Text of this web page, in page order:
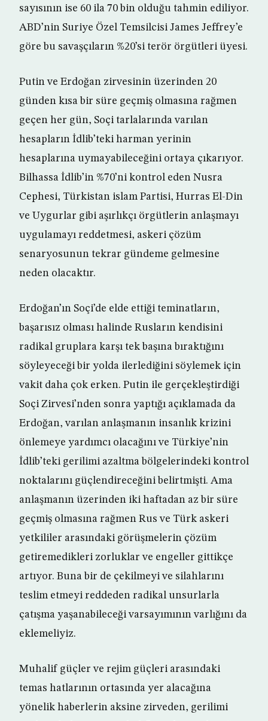
sayısının ise 60 ila 70 bin olduğu tahmin ediliyor.
ABD’nin Suriye Özel Temsilcisi James Jeffrey’e
göre bu savaşçıların %20’si terör örgütleri üyesi.
Putin ve Erdoğan zirvesinin üzerinden 20
günden kısa bir süre geçmiş olmasına rağmen
geçen her gün, Soçi tarlalarında varılan
hesapların İdlib’teki harman yerinin
hesaplarına uymayabileceğini ortaya çıkarıyor.
Bilhassa İdlib’in %70’ni kontrol eden Nusra
Cephesi, Türkistan islam Partisi, Hurras El-Din
ve Uygurlar gibi aşırlıkçı örgütlerin anlaşmayı
uygulamayı reddetmesi, askeri çözüm
senaryosunun tekrar gündeme gelmesine
neden olacaktır.
Erdoğan’ın Soçi’de elde ettiği teminatların,
başarısız olması halinde Rusların kendisini
radikal gruplara karşı tek başına bıraktığını
söyleyeceği bir yolda ilerlediğini söylemek için
vakit daha çok erken. Putin ile gerçekleştirdiği
Soçi Zirvesi’nden sonra yaptığı açıklamada da
Erdoğan, varılan anlaşmanın insanlık krizini
önlemeye yardımcı olacağını ve Türkiye’nin
İdlib’teki gerilimi azaltma bölgelerindeki kontrol
noktalarını güçlendireceğini belirtmişti. Ama
anlaşmanın üzerinden iki haftadan az bir süre
geçmiş olmasına rağmen Rus ve Türk askeri
yetkililer arasındaki görüşmelerin çözüm
getiremedikleri zorluklar ve engeller gittikçe
artıyor. Buna bir de çekilmeyi ve silahlarını
teslim etmeyi reddeden radikal unsurlarla
çatışma yaşanabileceği varsayımının varlığını da
eklemeliyiz.
Muhalif güçler ve rejim güçleri arasındaki
temas hatlarının ortasında yer alacağına
yönelik haberlerin aksine zirveden, gerilimi